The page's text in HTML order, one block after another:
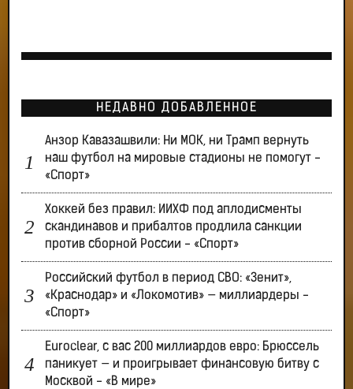
НЕДАВНО ДОБАВЛЕННОЕ
Анзор Кавазашвили: Ни МОК, ни Трамп вернуть
наш футбол на мировые стадионы не помогут -
«Спорт»
Хоккей без правил: ИИХФ под аплодисменты
скандинавов и прибалтов продлила санкции
против сборной России - «Спорт»
Российский футбол в период СВО: «Зенит»,
«Краснодар» и «Локомотив» — миллиардеры -
«Спорт»
Euroclear, с вас 200 миллиардов евро: Брюссель
паникует — и проигрывает финансовую битву с
Москвой - «В мире»